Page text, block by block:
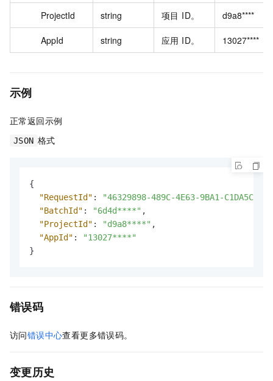
ProjectId string 项目 ID。 d9a8****
AppId string 应用 ID。 13027****
示例
正常返回示例
JSON 格式
{
"RequestId" :
"46329898-489C-4E63-9BA1-
"BatchId" : "6d4d****" ,
"ProjectId" : "d9a8****" ,
"AppId" :
"13027****"
}
错误码
访问错误中心查看更多错误码。
变更历史